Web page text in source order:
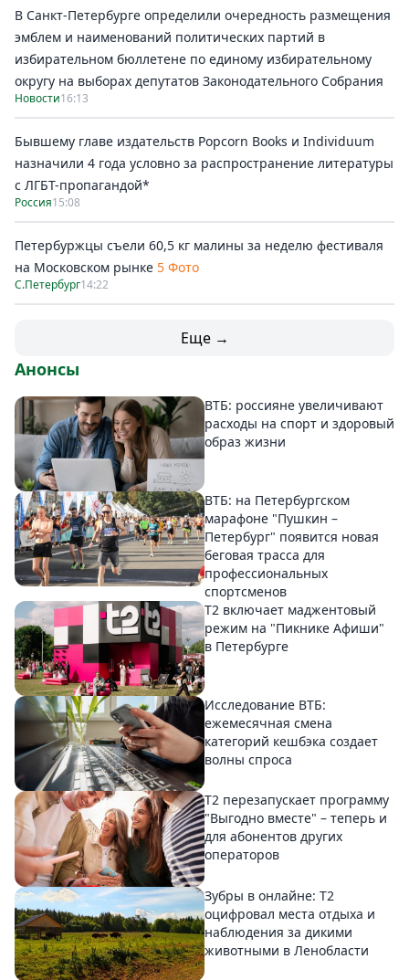
В Санкт-Петербурге определили очередность размещения
эмблем и наименований политических партий в
избирательном бюллетене по единому избирательному
округу на выборах депутатов Законодательного Собрания
Новости16:13
Бывшему главе издательств Popcorn Books и Individuum
назначили 4 года условно за распространение литературы
с ЛГБТ-пропагандой*
Россия15:08
Петербуржцы съели 60,5 кг малины за неделю фестиваля
на Московском рынке 5 Фото
С.Петербург14:22
Еще →
Анонсы
ВТБ: россияне увеличивают
расходы на спорт и здоровый
образ жизни
ВТБ: на Петербургском
марафоне "Пушкин –
Петербург" появится новая
беговая трасса для
профессиональных
спортсменов
Т2 включает маджентовый
режим на "Пикнике Афиши"
в Петербурге
Исследование ВТБ:
ежемесячная смена
категорий кешбэка создает
волны спроса
Т2 перезапускает программу
"Выгодно вместе" – теперь и
для абонентов других
операторов
Зубры в онлайне: Т2
оцифровал места отдыха и
наблюдения за дикими
животными в Ленобласти